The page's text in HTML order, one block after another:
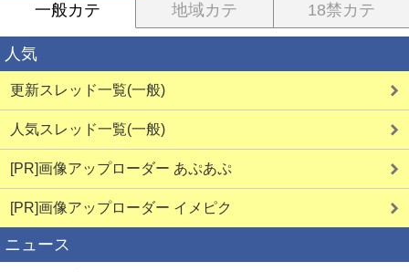
一般カテ 地域カテ 18禁カテ
人気
更新スレッド一覧(一般)
人気スレッド一覧(一般)
[PR]画像アップローダー あぷあぷ
[PR]画像アップローダー イメピク
ニュース